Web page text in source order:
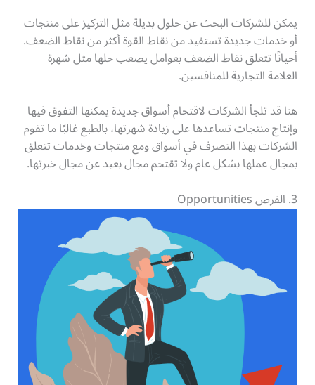
يمكن للشركات البحث عن حلول بديلة مثل التركيز على منتجات
أو خدمات جديدة تستفيد من نقاط القوة أكثر من نقاط الضعف.
أحيانًا تتعلق نقاط الضعف بعوامل يصعب حلها مثل شهرة
العلامة التجارية للمنافسين.
هنا قد تلجأ الشركات لاقتحام أسواق جديدة يمكنها التفوق فيها
وإنتاج منتجات تساعدها على زيادة شهرتها، بالطبع غالبًا ما تقوم
الشركات بهذا التصرف في أسواق ومع منتجات وخدمات تتعلق
بمجال عملها بشكل عام ولا تقتحم مجال بعيد عن مجال خبرتها.
3. الفرص Opportunities